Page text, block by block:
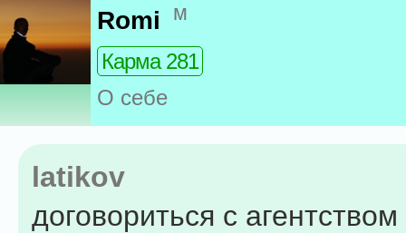
Romi м
Карма 281
О себе
latikov
договориться с